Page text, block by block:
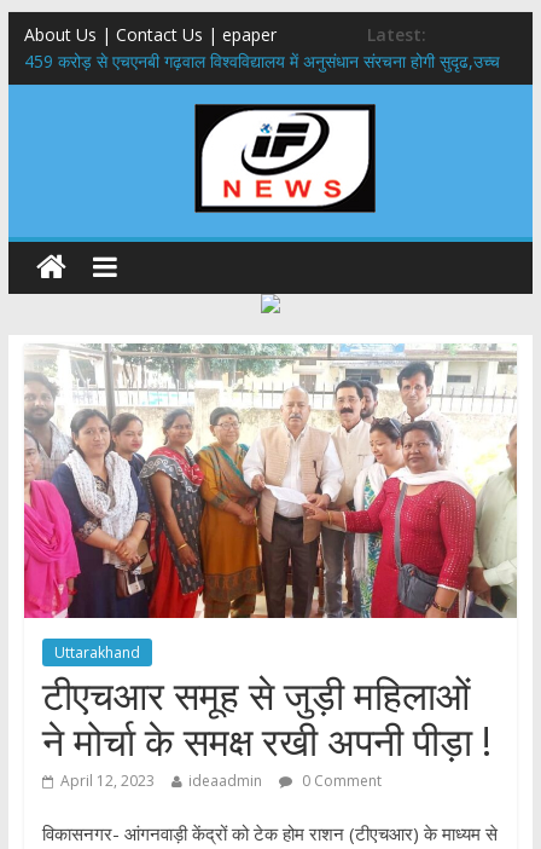
About Us | Contact Us | epaper
Latest:
459 करोड़ से एचएनबी गढ़वाल विश्वविद्यालय में अनुसंधान संरचना होगी सुदृढ,उच्च
शिक्षा मंत्री धन सिंह रावत ने नवनियुक्त केन्द्रीय शिक्षा मंत्री से की मुलाकात
राष्ट्रीय हथकरघा दिवस पर मुख्यमंत्री धामी ने उत्कृष्ट बुनकरों और हस्तशिल्प
​धामी कैबिनेट का बड़ा फैसला: पशुपालकों को 60% तक सब्सिडी, गंगा एक्सप्रेसवे का
​हरिद्वार से वीरभद्र (ऋषिकेश) तक निकली BJYM की भव्य कांवड़ यात्रा; तेजस्वी
सूर्या ने की देश व प्रदेशवासियों के कल्याण की कामना
24×7 अलर्ट मोड में रहें अधिकारी-मुख्य सचिव मानसून-एसईओसी से मुख्य सचिव ने
की विस्तृत समीक्षा कहा-बंद सड़कों को शीघ्र खोला जाए, लोगों को न हो दिक्कत
Uttarakhand
टीएचआर समूह से जुड़ी महिलाओं
ने मोर्चा के समक्ष रखी अपनी पीड़ा !
April 12, 2023 ideaadmin 0 Comment
विकासनगर- आंगनवाड़ी केंद्रों को टेक होम राशन (टीएचआर) के माध्यम से